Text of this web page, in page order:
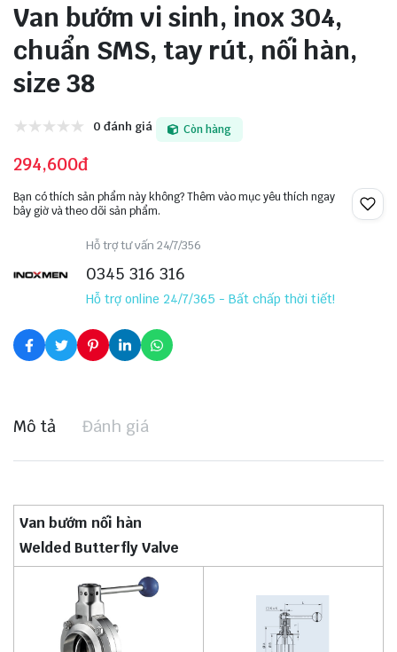
Van bướm vi sinh, inox 304,
chuẩn SMS, tay rút, nối hàn,
size 38
0 đánh giá Còn hàng
294,600đ
Bạn có thích sản phẩm này không? Thêm vào mục yêu thích ngay
bây giờ và theo dõi sản phẩm.
Hỗ trợ tư vấn 24/7/356
0345 316 316
Hỗ trợ online 24/7/365 - Bất chấp thời tiết!
Mô tả Đánh giá
Van bướm nối hàn
Welded Butterfly Valve